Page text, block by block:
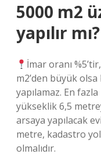
5000 m2
yapılır mı?
İmar oranı
m2’den büyük olsa
yapılamaz. En
yükseklik 6,5
arsaya yapılacak
metre, kadastro
olmalıdır.